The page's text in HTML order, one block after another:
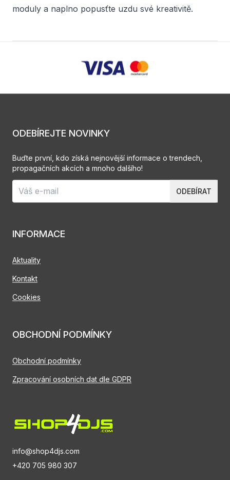
moduly a naplno popusťte uzdu své kreativitě.
info@shop4djs.com
+420 705 980 307
INFORMACE
Aktuality
Kontakt
Cookies
OBCHODNÍ PODMÍNKY
Obchodní podmínky
Zpracování osobních dat dle GDPR
ODEBÍREJTE NOVINKY
Buďte první, kdo získá nejnovější informace o trendech,
propagačních akcích a mnoho dalšího!
ODEBÍRAT